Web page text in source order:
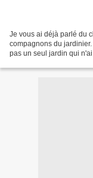
Je vous ai déjà parlé du
compagnons du
pas un seul jardin qui